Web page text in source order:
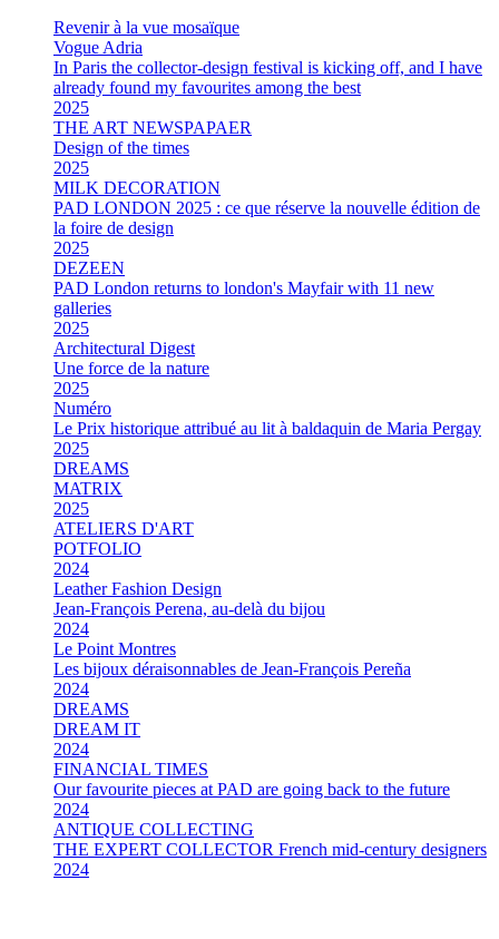
Revenir à la vue mosaïque
Vogue Adria
In Paris the collector-design festival is kicking off, and I have
already found my favourites among the best
2025
THE ART NEWSPAPAER
Design of the times
2025
MILK DECORATION
PAD LONDON 2025 : ce que réserve la nouvelle édition de
la foire de design
2025
DEZEEN
PAD London returns to london's Mayfair with 11 new
galleries
2025
Architectural Digest
Une force de la nature
2025
Numéro
Le Prix historique attribué au lit à baldaquin de Maria Pergay
2025
DREAMS
MATRIX
2025
ATELIERS D'ART
POTFOLIO
2024
Leather Fashion Design
Jean-François Perena, au-delà du bijou
2024
Le Point Montres
Les bijoux déraisonnables de Jean-François Pereña
2024
DREAMS
DREAM IT
2024
FINANCIAL TIMES
Our favourite pieces at PAD are going back to the future
2024
ANTIQUE COLLECTING
THE EXPERT COLLECTOR French mid-century designers
2024